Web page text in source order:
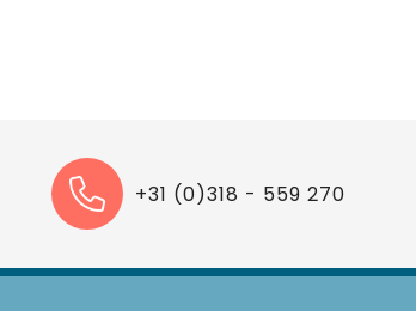
+31 (0)318 - 559 270